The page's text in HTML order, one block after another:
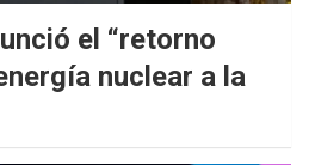
el “retorno
nuclear a la